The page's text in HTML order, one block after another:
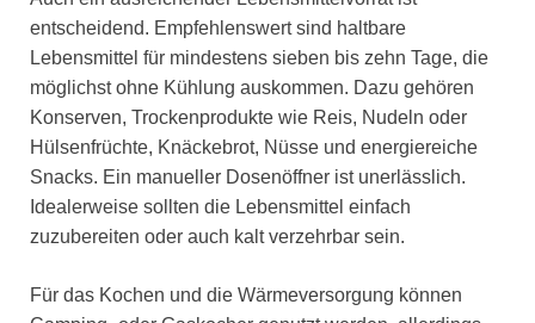
entscheidend. Empfehlenswert sind haltbare
Lebensmittel für mindestens sieben bis zehn Tage, die
möglichst ohne Kühlung auskommen. Dazu gehören
Konserven, Trockenprodukte wie Reis, Nudeln oder
Hülsenfrüchte, Knäckebrot, Nüsse und energiereiche
Snacks. Ein manueller Dosenöffner ist unerlässlich.
Idealerweise sollten die Lebensmittel einfach
zuzubereiten oder auch kalt verzehrbar sein.
Für das Kochen und die Wärmeversorgung können